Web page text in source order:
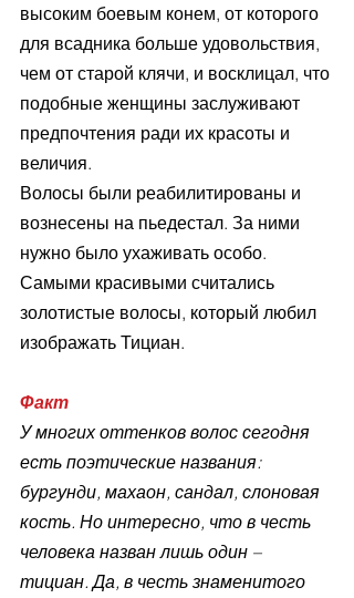
высоким боевым конем, от которого
для всадника больше удовольствия,
чем от старой клячи, и восклицал, что
подобные женщины заслуживают
предпочтения ради их красоты и
величия.
Волосы были реабилитированы и
вознесены на пьедестал. За ними
нужно было ухаживать особо.
Самыми красивыми считались
золотистые волосы, который любил
изображать Тициан.
Факт
У многих оттенков волос сегодня
есть поэтические названия:
бургунди, махаон, сандал, слоновая
кость. Но интересно, что в честь
человека назван лишь один –
тициан. Да, в честь знаменитого